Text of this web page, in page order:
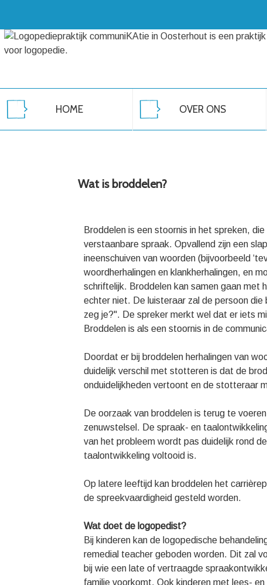
HOME OVER ONS
Wat is broddelen?
Broddelen is een stoornis in het spreken,
verstaanbare spraak. Opvallend zijn een
ineenschuiven van woorden (bijvoorbeeld
woordherhalingen en klankherhalingen, en
schriftelijk. Broddelen kan samen gaan
echter niet. De luisteraar zal de persoon
zeg je?". De spreker merkt wel dat er iets
Broddelen is als een stoornis in de
Doordat er bij broddelen herhalingen van
duidelijk verschil met stotteren is dat de
onduidelijkheden vertoont en de stotteraar
De oorzaak van broddelen is terug te
zenuwstelsel. De spraak- en
van het probleem wordt pas duidelijk rond
taalontwikkeling voltooid is.
Op latere leeftijd kan broddelen het
de spreekvaardigheid gesteld worden.
Wat doet de logopedist?
Bij kinderen kan de logopedische
remedial teacher geboden worden. Dit zal
bij wie een late of vertraagde
familie voorkomt. Ook kinderen met lees-